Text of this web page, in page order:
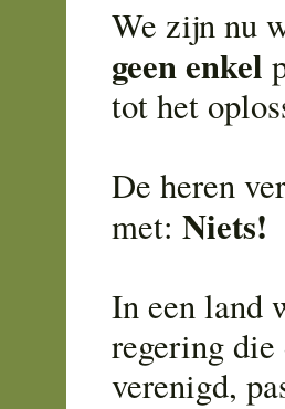
We zijn nu
geen enkel
tot het
De heren
met: Niets!
In een land
regering
verenigd,